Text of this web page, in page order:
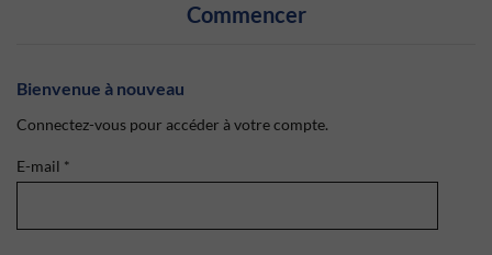
Commencer
Bienvenue à nouveau
Connectez-vous pour accéder à votre compte.
E-mail *